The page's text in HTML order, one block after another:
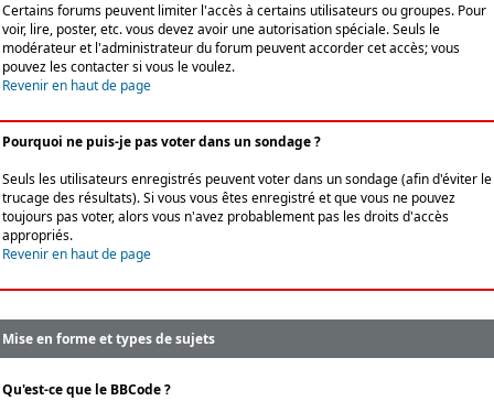
Certains forums peuvent limiter l'accès à certains utilisateurs ou groupes. Pour
voir, lire, poster, etc. vous devez avoir une autorisation spéciale. Seuls le
modérateur et l'administrateur du forum peuvent accorder cet accès; vous
pouvez les contacter si vous le voulez.
Revenir en haut de page
Pourquoi ne puis-je pas voter dans un sondage ?
Seuls les utilisateurs enregistrés peuvent voter dans un sondage (afin d'éviter le
trucage des résultats). Si vous vous êtes enregistré et que vous ne pouvez
toujours pas voter, alors vous n'avez probablement pas les droits d'accès
appropriés.
Revenir en haut de page
Mise en forme et types de sujets
Qu'est-ce que le BBCode ?